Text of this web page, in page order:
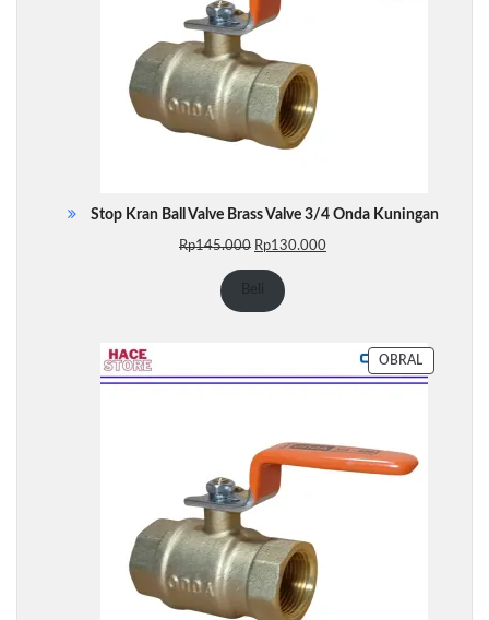
Stop Kran Ball Valve Brass Valve 3/4 Onda Kuningan
Rp145.000 Harga
adalah:
Rp145.000.
Rp130.000Harga
Beli
OBRAL
DENGAN